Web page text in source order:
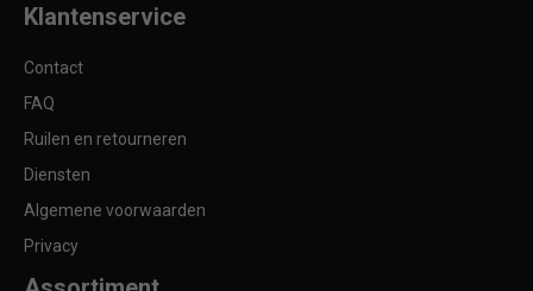
Klantenservice
Contact
FAQ
Ruilen en retourneren
Diensten
Algemene voorwaarden
Privacy